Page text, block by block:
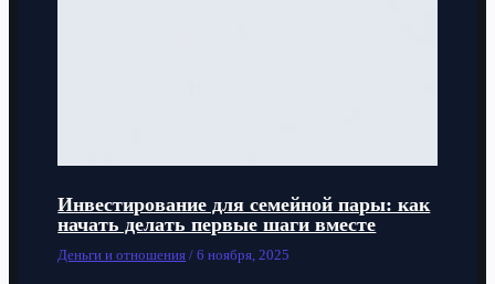
Инвестирование для семейной пары: как
начать делать первые шаги вместе
Деньги и отношения /6 ноября, 2025